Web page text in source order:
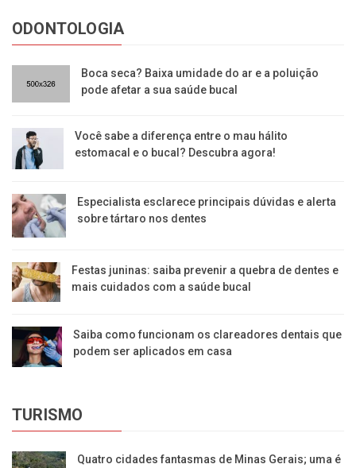
ODONTOLOGIA
Boca seca? Baixa umidade do ar e a poluição
pode afetar a sua saúde bucal
Você sabe a diferença entre o mau hálito
estomacal e o bucal? Descubra agora!
Especialista esclarece principais dúvidas e alerta
sobre tártaro nos dentes
Festas juninas: saiba prevenir a quebra de dentes e
mais cuidados com a saúde bucal
Saiba como funcionam os clareadores dentais que
podem ser aplicados em casa
TURISMO
Quatro cidades fantasmas de Minas Gerais; uma é